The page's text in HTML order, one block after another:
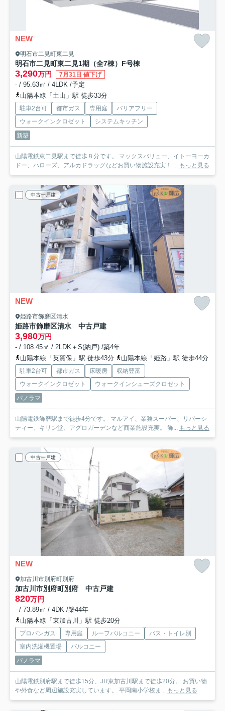
NEW
明石市二見町東二見
明石市二見町東二見1期（全7棟）F号棟
3,290万円 7月31日 値下げ
- / 95.63㎡ / 4LDK /予定
山陽本線「土山」駅 徒歩33分
駐車2台可 都市ガス 専用庭
バリアフリー
ウォークインクロゼット
システムキッチン
新築
山陽電鉄東二見駅まで徒歩８分です。 マックスバリュー、イトーヨーカ
ドー、ハローズ、アルカドラッグなどお買い物施設充実！ ... もっと見る
中古一戸建
NEW
姫路市飾磨区清水
姫路市飾磨区清水 中古戸建
3,980万円
- / 108.45㎡ / 2LDK＋S(納戸) /築4年
山陽本線「英賀保」駅 徒歩43分
山陽本線「姫路」駅 徒歩44分
駐車2台可 都市ガス 床暖房
収納豊富
ウォークインクロゼット
ウォークインシューズクロゼット
パノラマ
山陽電鉄飾磨駅まで徒歩4分です。 マルアイ、業務スーパー、リバーシ
ティー、キリン堂、アグロガーデンなど商業施設充実。 飾... もっと見る
中古一戸建
NEW
加古川市別府町別府
加古川市別府町別府 中古戸建
820万円
- / 73.89㎡ / 4DK /築44年
山陽本線「東加古川」駅 徒歩20分
プロパンガス 専用庭 ルーフバルコニー
バス・トイレ別
室内洗濯機置場
バルコニー
パノラマ
山陽電鉄別府駅まで徒歩15分、JR東加古川駅まで徒歩20分。 お買い物
や外食など周辺施設充実しています。 平岡南小学校ま... もっと見る